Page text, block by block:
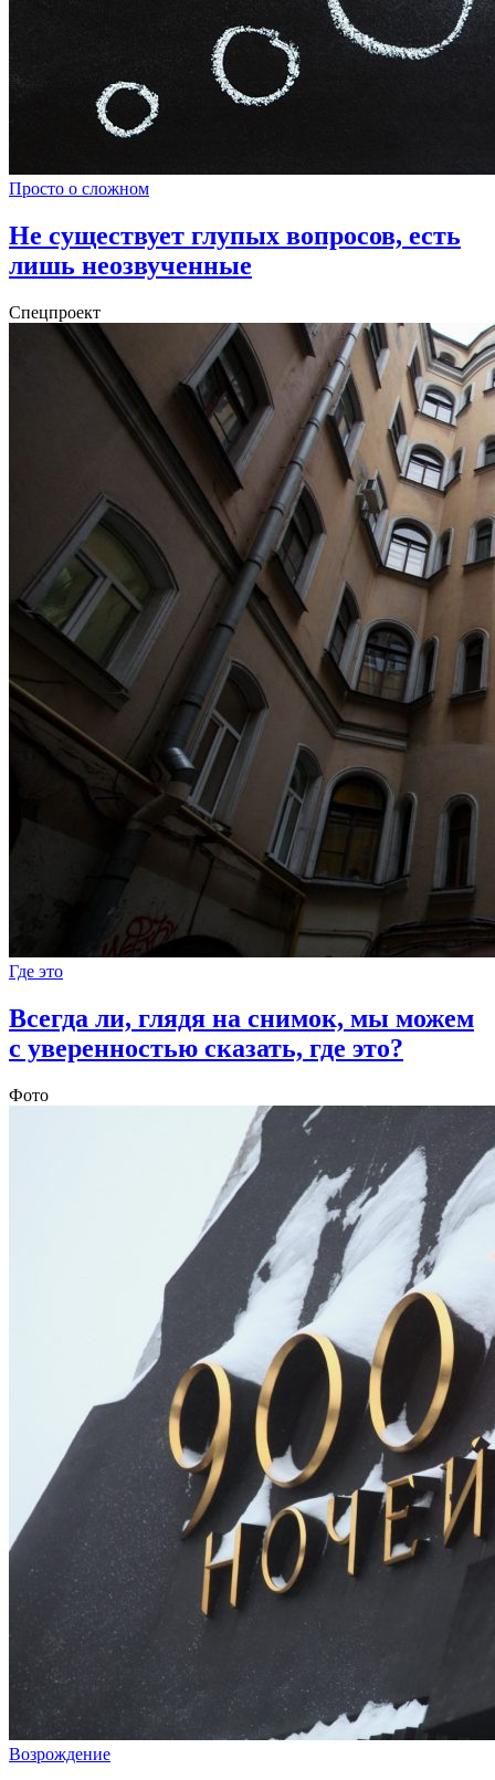
Просто о сложном
Не существует глупых вопросов, есть
лишь неозвученные
Спецпроект
Где это
Всегда ли, глядя на снимок, мы можем
с уверенностью сказать, где это?
Фото
Возрождение